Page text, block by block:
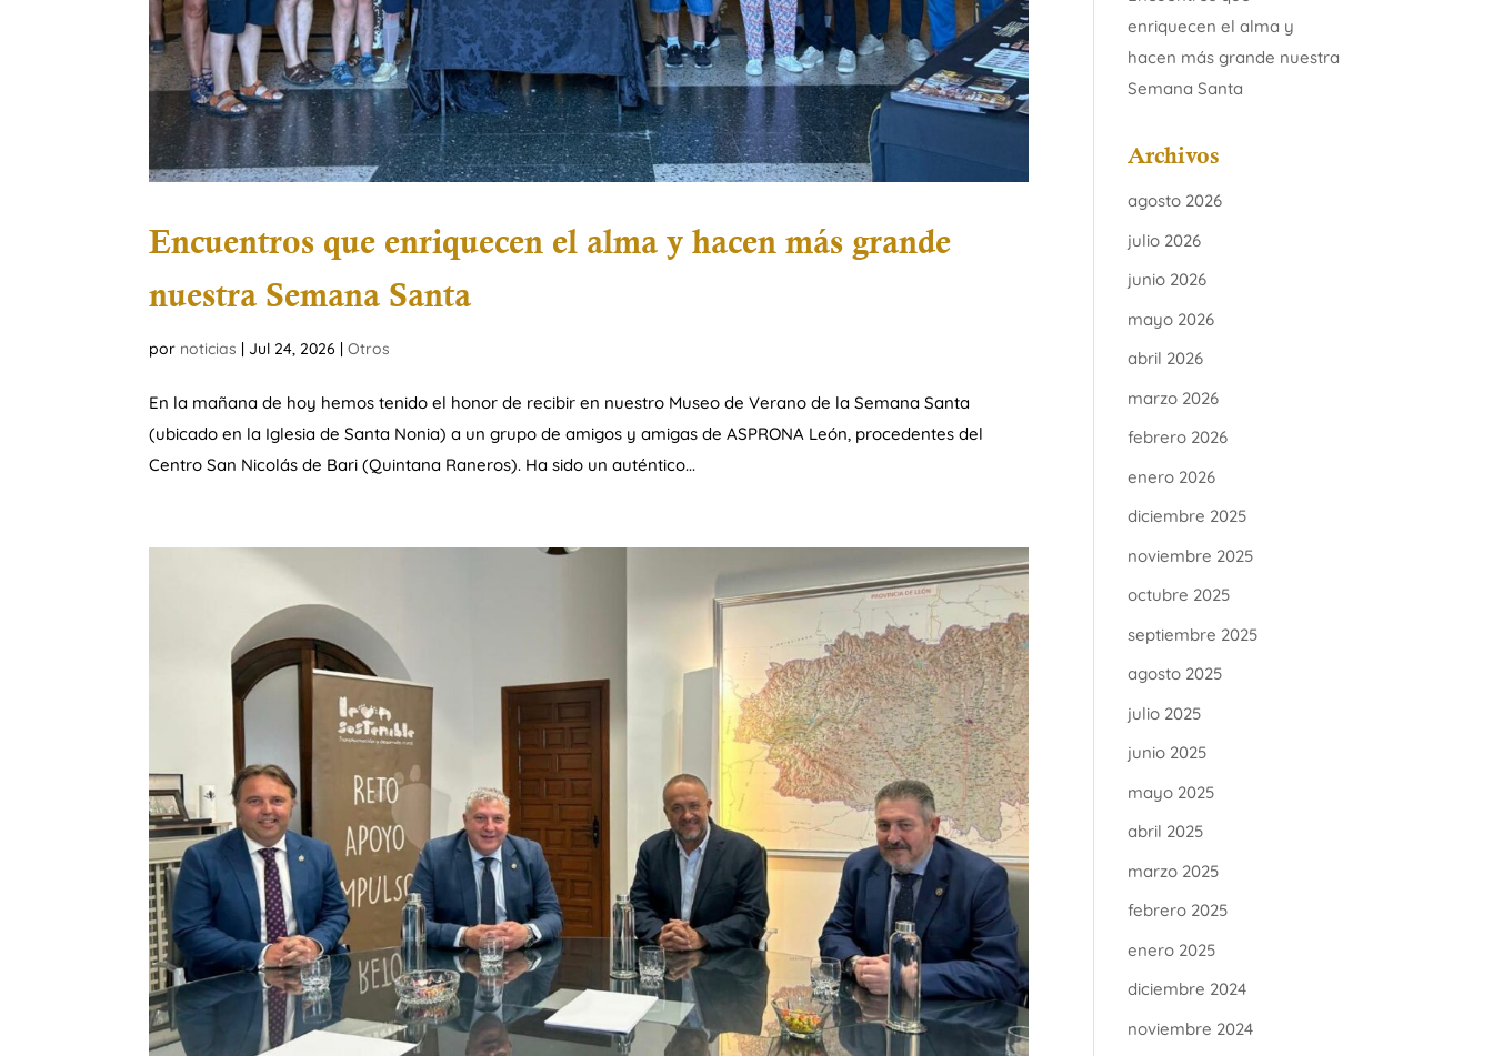
Encuentros que enriquecen el alma y hacen más grande
nuestra Semana Santa
por noticias Jul 24, 2026 |Otros
En la mañana de hoy hemos tenido el honor de recibir en nuestro Museo de Verano de la Semana Santa
(ubicado en la Iglesia de Santa Nonia) a un grupo de amigos y amigas de ASPRONA León, procedentes del
Centro San Nicolás de Bari (Quintana Raneros). Ha sido un auténtico...
enriquecen el alma y
hacen más grande nuestra
Semana Santa
Archivos
agosto 2026
julio 2026
junio 2026
mayo 2026
abril 2026
marzo 2026
febrero 2026
enero 2026
diciembre 2025
noviembre 2025
octubre 2025
septiembre 2025
agosto 2025
julio 2025
junio 2025
mayo 2025
abril 2025
marzo 2025
febrero 2025
enero 2025
diciembre 2024
noviembre 2024